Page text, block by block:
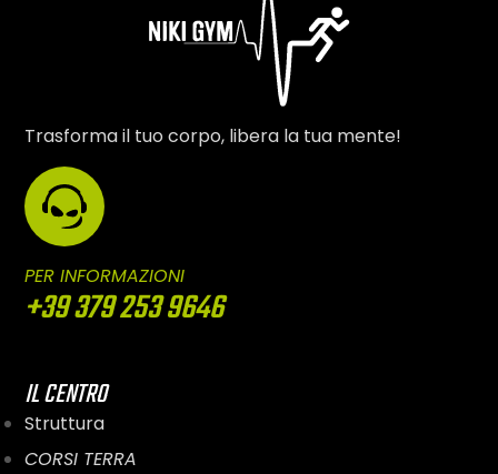
Trasforma il tuo corpo, libera la tua mente!
PER INFORMAZIONI
+39 379 253 9646
IL CENTRO
Struttura
CORSI TERRA